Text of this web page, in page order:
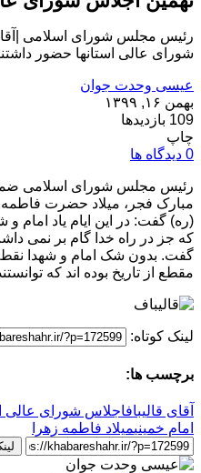
رئیس مجلس شورای اسلامی
شورای عالی استانها حضور
عیسی وحدت جوان
بهمن ۱۶, ۱۳۹۹
109 بازدیدها
چاپ
0 دیدگاه ها
رئیس مجلس شورای اسلامی ضمن
مبارک فجر، میلاد حضرت فاطمه
(ره) گفت: در این ایام یاد امام
که جز در راه خدا گام بر نمی
گفت. بدون شک امام و شهدا
مقطع از تاریخ بوده اند که
لینک کوتاه:
برچسب ها:
آقای قالیبافاجلاس شورای عالی
امام خمینیمیلاد فاطمه زهرا